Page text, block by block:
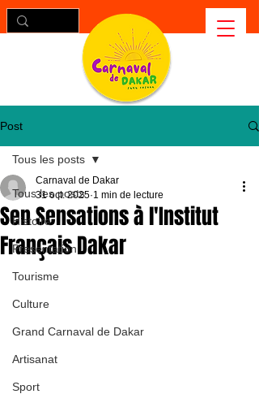
Post
Tous les posts
Histoire
Presentation
Tourisme
Culture
Grand Carnaval de Dakar
Artisanat
Sport
Tous les posts
Sen Sensations à l'Institut
Français Dakar
Carnaval de Dakar
31 oct. 2025 1 min de lecture